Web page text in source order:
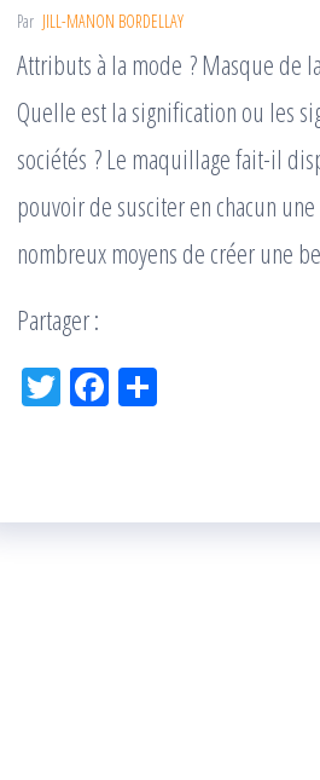
Par JILL-MANON BORDELLAY
Attributs à la mode ? Masque de
Quelle est la signification ou les
sociétés ? Le maquillage fait-il
pouvoir de susciter en chacun
nombreux moyens de créer une
Partager :
Tw Fac